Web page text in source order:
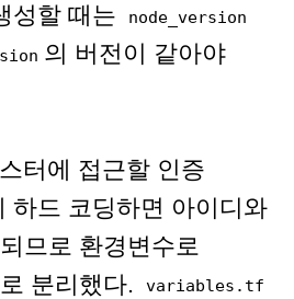
성할 때는
node_version
의 버전이 같아야
터에 접근할 인증
하드 코딩하면 아이디와
므로 환경변수로
분리했다.
variables.tf